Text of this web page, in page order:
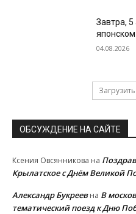
Завтра, 5
04.08.2026
ОБСУЖДЕНИЕ НА САЙТЕ
Ксения Овсянникова на
Крылатское с Днём Великой
Александр Букреевна В
тематический поезд к Дню